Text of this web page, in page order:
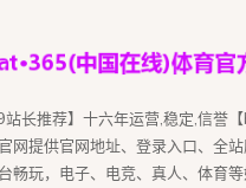
长推荐】十六年运营,稳定,信誉
网提供官网地址、登录入口、全
畅玩，电子、电竞、真人、体育